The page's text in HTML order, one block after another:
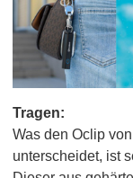
Tragen:
Was den Oclip
unterscheidet, ist